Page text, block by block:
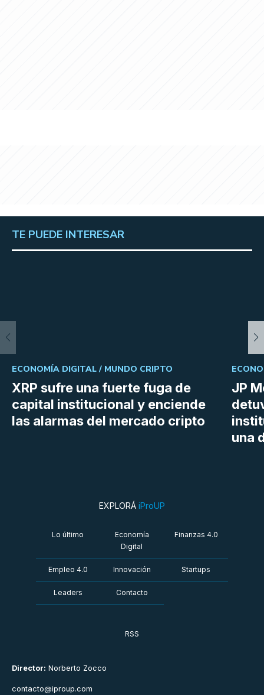
TE PUEDE INTERESAR
XRP sufre una fuerte fuga de
capital institucional y enciende
las alarmas del mercado cripto
ECONOMÍA DIGITAL / MUNDO CRIPTO
JP
una
Director: Norberto Zocco
contacto@iproup.com
EXPLORÁ iProUP
Lo último
Economía
Digital
Finanzas 4.0
Empleo 4.0 Innovación Startups
Leaders Contacto
RSS